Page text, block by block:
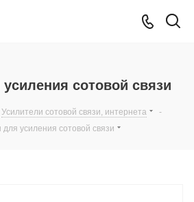
сотовой связи
Усилители сотовой связи, интернета
-
усиления сотовой связи